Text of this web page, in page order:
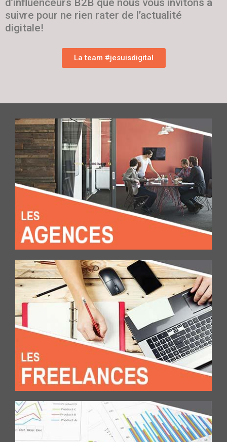
d’influenceurs B2B que nous vous invitons à
suivre pour ne rien rater de l’actualité
digitale!
La team #jesuisdigital